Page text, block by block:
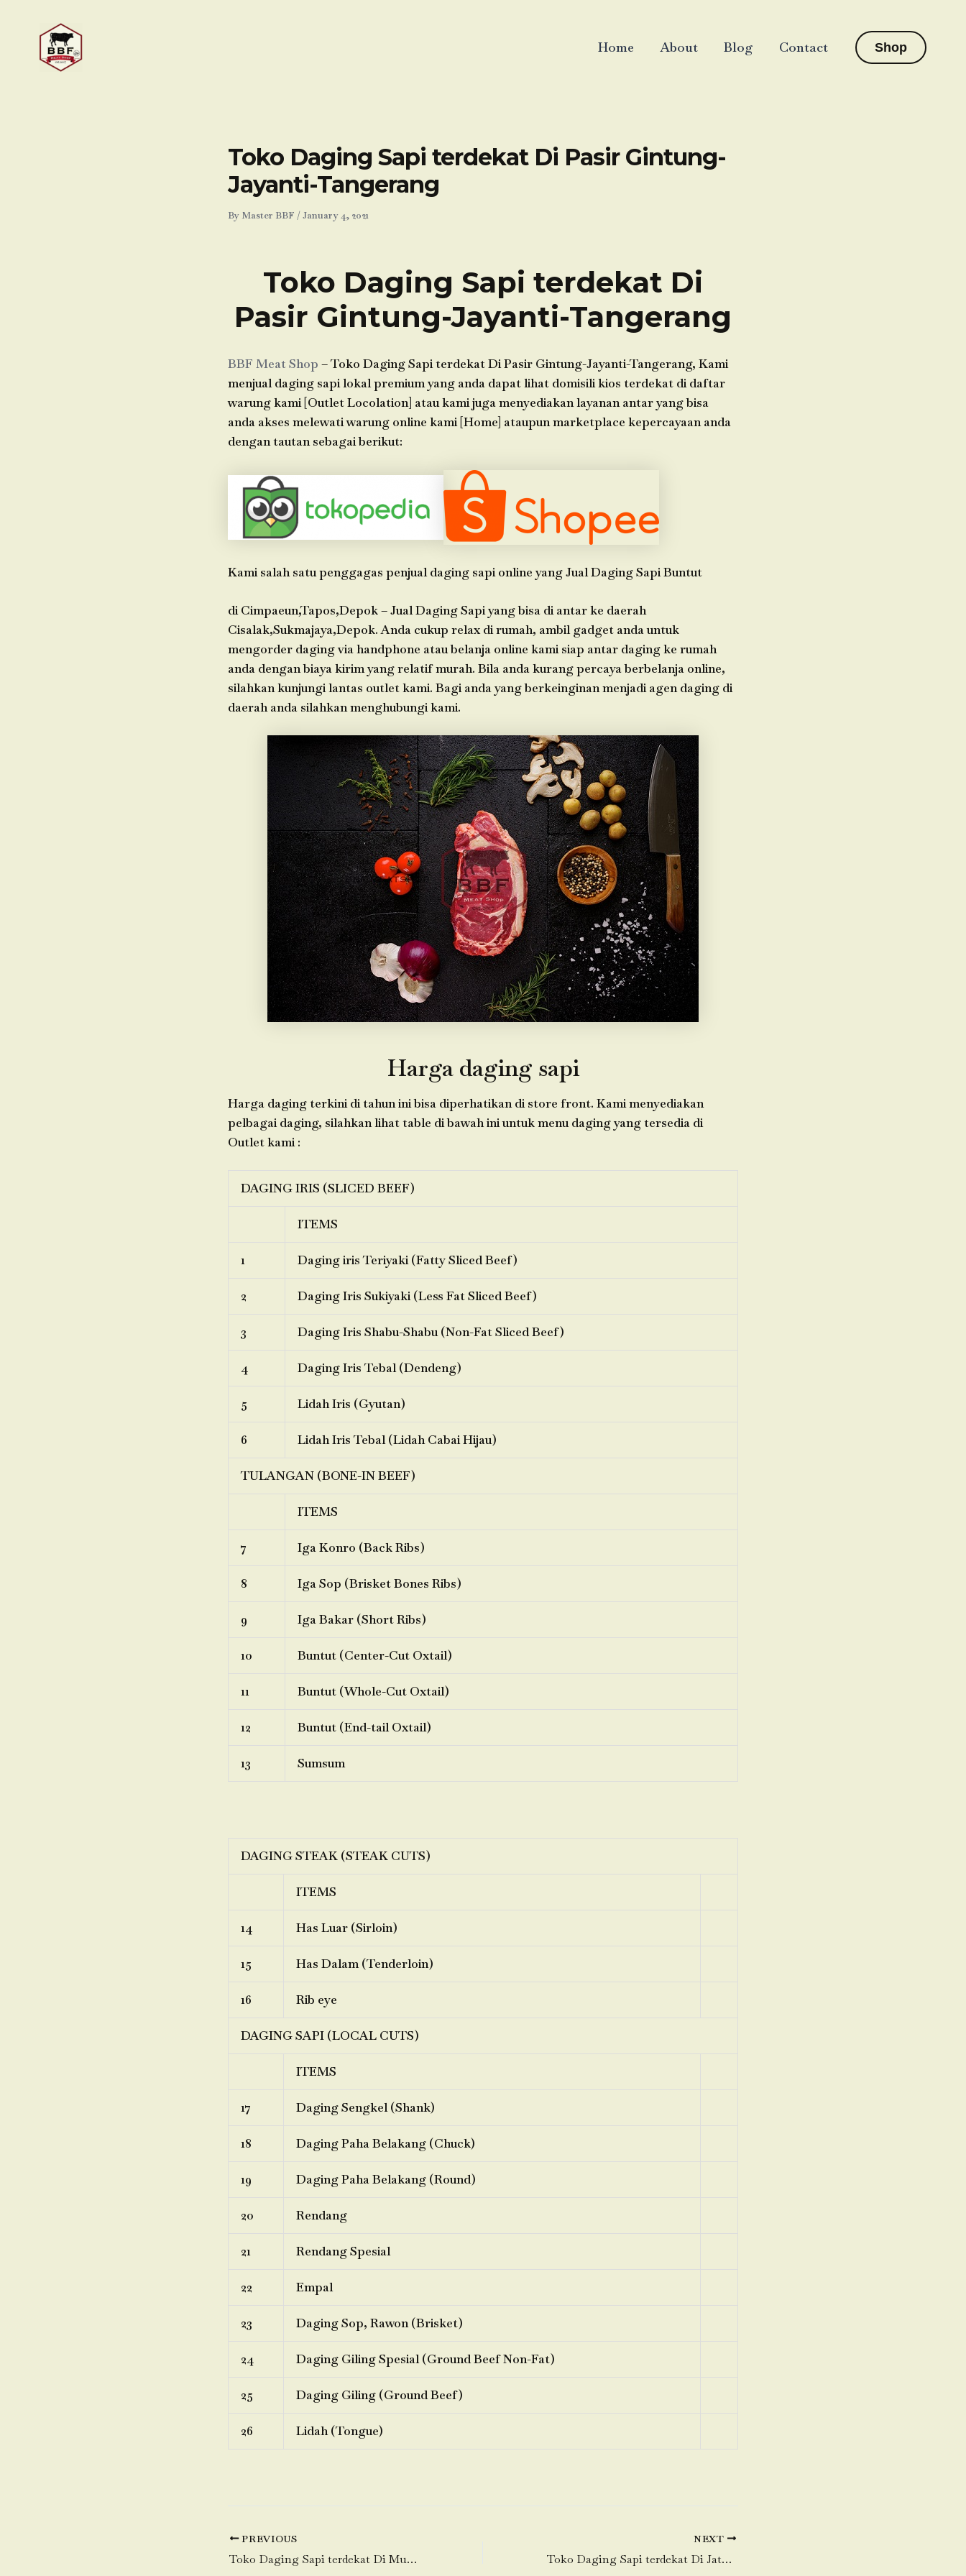
Home About Blog Contact Shop
Toko Daging Sapi terdekat Di Pasir Gintung-
Jayanti-Tangerang
By Master BBF /January 4, 2021
Toko Daging Sapi terdekat Di
Pasir Gintung-Jayanti-Tangerang
BBF Meat Shop – Toko Daging Sapi terdekat Di Pasir Gintung-Jayanti-Tangerang, Kami
menjual daging sapi lokal premium yang anda dapat lihat domisili kios terdekat di daftar
warung kami [Outlet Locolation] atau kami juga menyediakan layanan antar yang bisa
anda akses melewati warung online kami [Home] ataupun marketplace kepercayaan anda
dengan tautan sebagai berikut:
Kami salah satu penggagas penjual daging sapi online yang Jual Daging Sapi Buntut
di Cimpaeun,Tapos,Depok – Jual Daging Sapi yang bisa di antar ke daerah
Cisalak,Sukmajaya,Depok. Anda cukup relax di rumah, ambil gadget anda untuk
mengorder daging via handphone atau belanja online kami siap antar daging ke rumah
anda dengan biaya kirim yang relatif murah. Bila anda kurang percaya berbelanja online,
silahkan kunjungi lantas outlet kami. Bagi anda yang berkeinginan menjadi agen daging di
daerah anda silahkan menghubungi kami.
Harga daging sapi
Harga daging terkini di tahun ini bisa diperhatikan di store front. Kami menyediakan
pelbagai daging, silahkan lihat table di bawah ini untuk menu daging yang tersedia di
Outlet kami :
DAGING IRIS (SLICED BEEF)
ITEMS
1 Daging iris Teriyaki (Fatty Sliced Beef)
2 Daging Iris Sukiyaki (Less Fat Sliced Beef)
3 Daging Iris Shabu-Shabu (Non-Fat Sliced Beef)
4 Daging Iris Tebal (Dendeng)
5 Lidah Iris (Gyutan)
6 Lidah Iris Tebal (Lidah Cabai Hijau)
TULANGAN (BONE-IN BEEF)
ITEMS
7 Iga Konro (Back Ribs)
8 Iga Sop (Brisket Bones Ribs)
9 Iga Bakar (Short Ribs)
10 Buntut (Center-Cut Oxtail)
11 Buntut (Whole-Cut Oxtail)
12 Buntut (End-tail Oxtail)
13 Sumsum
DAGING STEAK (STEAK CUTS)
ITEMS
14 Has Luar (Sirloin)
15 Has Dalam (Tenderloin)
16 Rib eye
DAGING SAPI (LOCAL CUTS)
ITEMS
17 Daging Sengkel (Shank)
18 Daging Paha Belakang (Chuck)
19 Daging Paha Belakang (Round)
20 Rendang
21 Rendang Spesial
22 Empal
23 Daging Sop, Rawon (Brisket)
24 Daging Giling Spesial (Ground Beef Non-Fat)
25 Daging Giling (Ground Beef)
26 Lidah (Tongue)
PREVIOUS
Toko Daging Sapi terdekat Di Muara-Teluknaga-Tangerang
NEXT
Toko Daging Sapi terdekat Di Jatake-Jatiuwung-Tangerang